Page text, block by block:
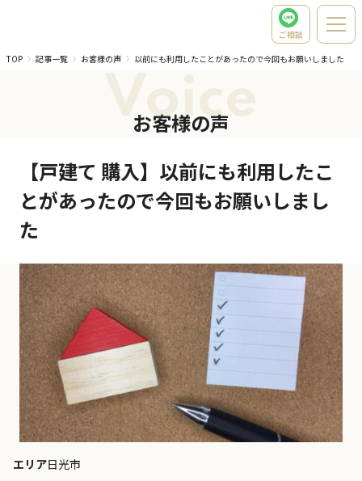
ご相談
TOP
記事一覧 お客様の声 以前にも利用したことがあったので今回もお願いしました
Voice
お客様の声
【戸建て 購入】以前にも利用したこ
とがあったので今回もお願いしまし
た
エリア日光市